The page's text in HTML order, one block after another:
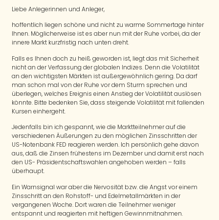
Liebe Anlegerinnen und Anleger,
hoffentlich liegen schöne und nicht zu warme Sommertage hinter
Ihnen. Möglicherweise ist es aber nun mit der Ruhe vorbei, da der
innere Markt kurzfristig nach unten dreht.
Falls es Ihnen doch zu heiß geworden ist, liegt das mit Sicherheit
nicht an der Verfassung der globalen Indizes. Denn die Volatilität
an den wichtigsten Märkten ist außergewöhnlich gering. Da darf
man schon mal von der Ruhe vor dem Sturm sprechen und
überlegen, welches Ereignis einen Anstieg der Volatilität auslösen
könnte. Bitte bedenken Sie, dass steigende Volatilität mit fallenden
Kursen einhergeht.
Jedenfalls bin ich gespannt, wie die Marktteilnehmer auf die
verschiedenen Äußerungen zu den möglichen Zinsschritten der
US-Notenbank FED reagieren werden. Ich persönlich gehe davon
aus, daß die Zinsen frühestens im Dezember und damit erst nach
den US- Präsidentschaftswahlen angehoben werden – falls
überhaupt.
Ein Warnsignal war aber die Nervosität bzw. die Angst vor einem
Zinsschritt an den Rohstoff- und Edelmetallmärkten in der
vergangenen Woche. Dort waren die Teilnehmer weniger
entspannt und reagierten mit heftigen Gewinnmitnahmen.